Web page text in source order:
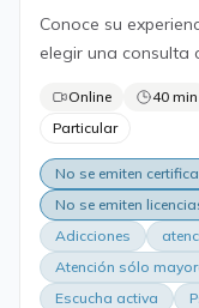
Conoce su
elegir una consulta
Online 40 min
Particular
No se emiten
No se emiten
Adicciones
Atención sólo
Escucha activa